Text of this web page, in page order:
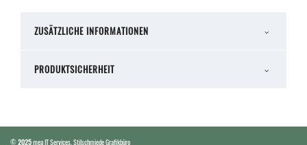
ZUSÄTZLICHE INFORMATIONEN
PRODUKTSICHERHEIT
©2025mea IT Services Stilschmiede Grafikbüro